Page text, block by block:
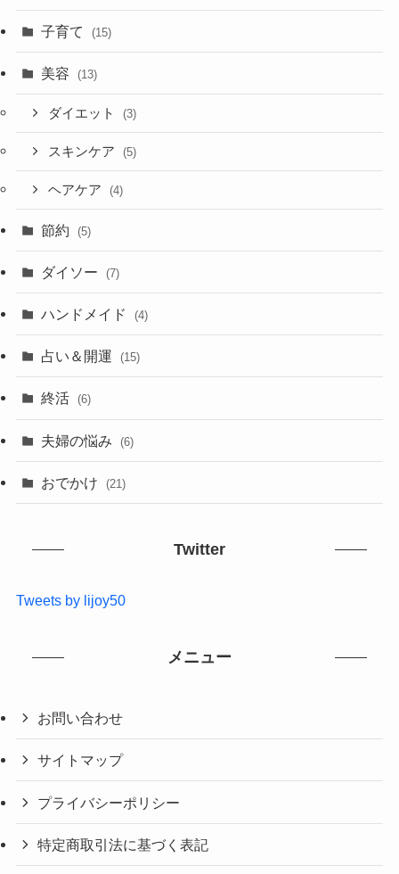
子育て (15)
美容 (13)
ダイエット (3)
スキンケア (5)
ヘアケア (4)
節約 (5)
ダイソー (7)
ハンドメイド (4)
占い＆開運 (15)
終活 (6)
夫婦の悩み (6)
おでかけ (21)
Twitter
Tweets by lijoy50
メニュー
お問い合わせ
サイトマップ
プライバシーポリシー
特定商取引法に基づく表記